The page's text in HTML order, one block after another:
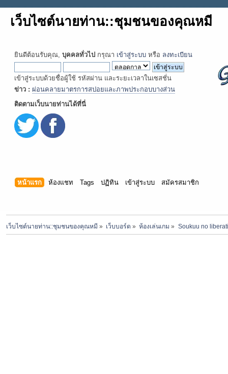
เว็บไซต์นายท่าน::ชุมชนของคุณหมี
ยินดีต้อนรับคุณ, บุคคลทั่วไป กรุณา เข้าสู่ระบบ หรือ ลงทะเบียน
เข้าสู่ระบบด้วยชื่อผู้ใช้ รหัสผ่าน และระยะเวลาในเซสชั่น
ข่าว : ผ่อนคลายมาตรการสปอยและภาพประกอบบางส่วน
ติดตามเว็บนายท่านได้ที่นี่
หน้าแรก ห้องแชท Tags ปฏิทิน เข้าสู่ระบบ สมัครสมาชิก
เว็บไซต์นายท่าน::ชุมชนของคุณหมี » เว็บบอร์ด » ห้องเล่นเกม » Soukuu no